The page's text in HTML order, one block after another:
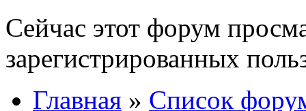
Сейчас этот форум
зарегистрированных
Главная » Список